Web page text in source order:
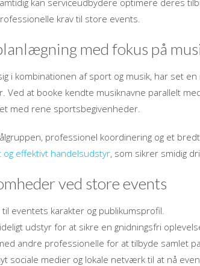
kan serviceudbydere optimere deres
krav til store events.
med fokus på
i kombinationen af sport og musik, har set
Ved at booke kendte musiknavne parallelt
med rene sportsbegivenheder.
professionel koordinering og et
og effektivt handelsudstyr, som sikrer smidig
ved store events
eventets karakter og publikumsprofil.
udstyr for at sikre en gnidningsfri
andre professionelle for at tilbyde samlet
sociale medier og lokale netværk til at nå